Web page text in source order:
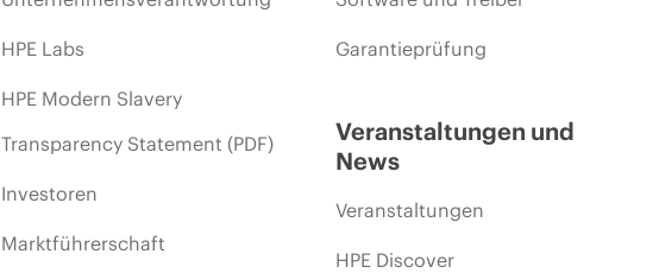
HPE Labs
HPE Modern Slavery
Transparency Statement (PDF)
Investoren
Marktführerschaft
Garantieprüfung
Veranstaltungen und
News
Veranstaltungen
HPE Discover